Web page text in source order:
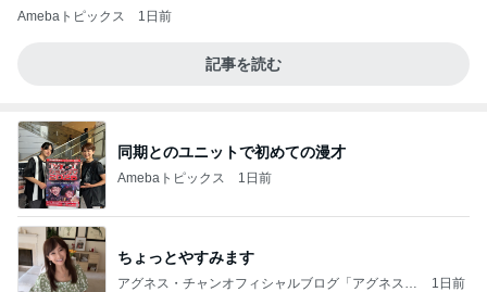
Amebaトピックス 1日前
記事を読む
同期とのユニットで初めての漫才
Amebaトピックス 1日前
ちょっとやすみます
アグネス・チャンオフィシャルブログ「アグネスち
1日前